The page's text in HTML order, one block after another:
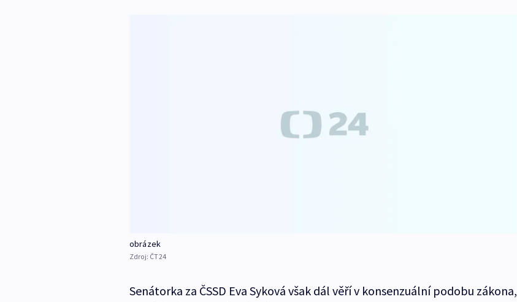
obrázek
Zdroj: ČT24
Senátorka za ČSSD Eva Syková však dál věří v konsenzuální podobu zákona,